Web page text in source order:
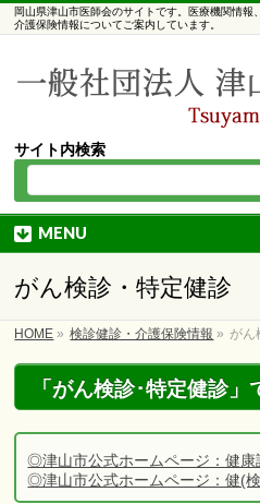
岡山県津山市医師会のサイトです。医療機関情報
介護保険情報についてご案内しています。
サイト内検索
MENU
がん検診・特定健診
HOME » 検診健診・介護保険情報 » がん
「がん検診･特定健診」
◎津山市公式ホームページ：健康
◎津山市公式ホームページ：健(